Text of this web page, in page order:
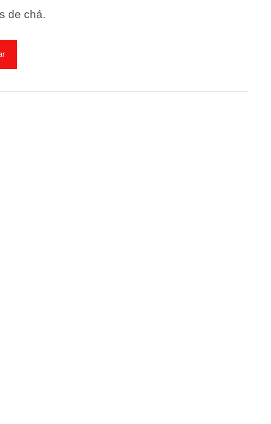
de chá.